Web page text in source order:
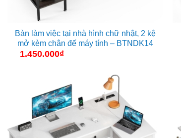
Bàn làm việc tại nhà hình chữ nhật, 2 kệ
mở kèm chân đế máy tính – BTNDK14
1.450.000₫